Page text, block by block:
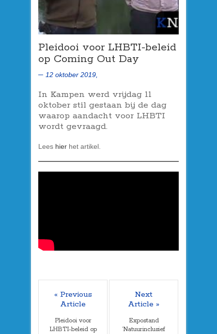
Pleidooi voor LHBTI-beleid
op Coming Out Day
12 oktober 2019,
In Kampen werd vrijdag 11
oktober stil gestaan bij de dag
waarop aandacht voor LHBTI
wordt gevraagd.
Lees hier het artikel.
« Previous
Article
Pleidooi voor
LHBTI-beleid op
Next
Article »
Expostand
’Natuurinclusief